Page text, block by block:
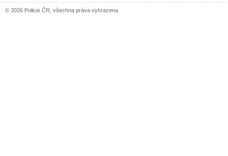
© 2026 Policie ČR, všechna práva vyhrazena